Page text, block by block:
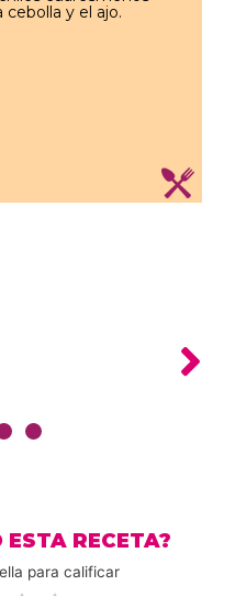
cebolla y el ajo.
ESTA RECETA?
para calificar